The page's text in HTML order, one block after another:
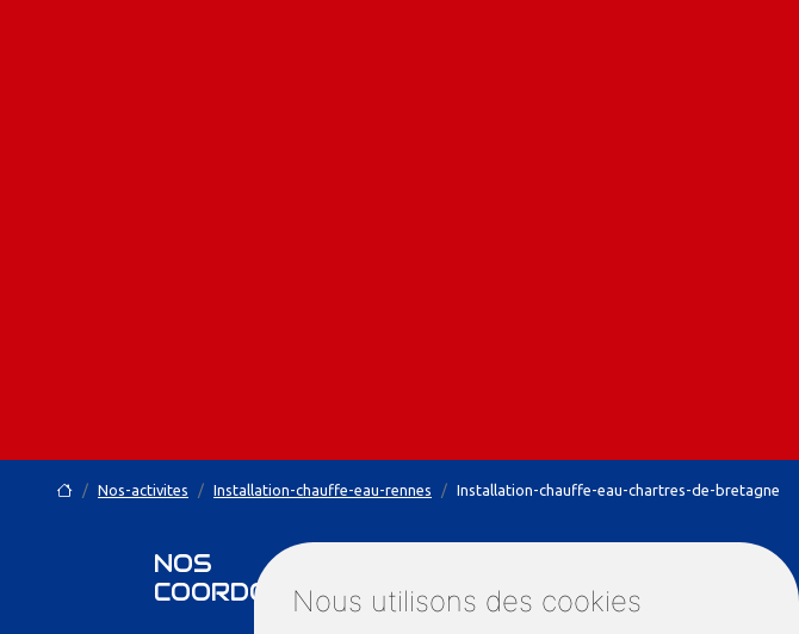
Nous utilisons des cookies
Nos-activites Installation-chauffe-eau-rennes Installation-chauffe-eau-chartres-de-bretagne
NOS
COORDONNÉES